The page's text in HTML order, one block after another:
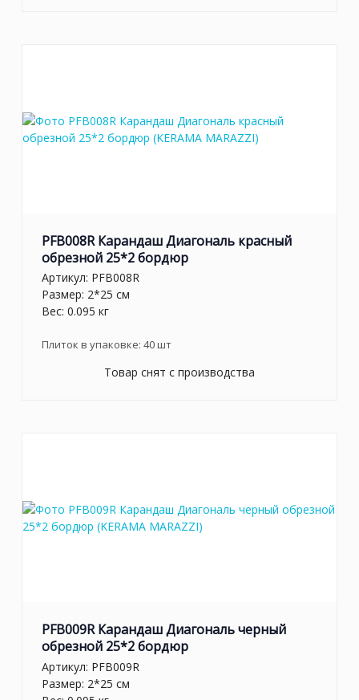
PFB008R Карандаш Диагональ красный
обрезной 25*2 бордюр
Артикул: PFB008R
Размер: 2*25 см
Вес: 0.095 кг
Плиток в упаковке: 40шт
Товар снят с производства
PFB009R Карандаш Диагональ черный
обрезной 25*2 бордюр
Артикул: PFB009R
Размер: 2*25 см